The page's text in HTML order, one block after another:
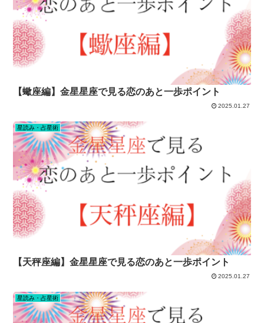
【蠍座編】金星星座で見る恋のあと一歩ポイント
2025.01.27
星読み・占星術
【天秤座編】金星星座で見る恋のあと一歩ポイント
2025.01.27
星読み・占星術